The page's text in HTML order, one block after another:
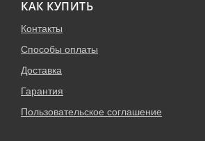
КАК КУПИТЬ
Контакты
Способы оплаты
Доставка
Гарантия
Пользовательское соглашение